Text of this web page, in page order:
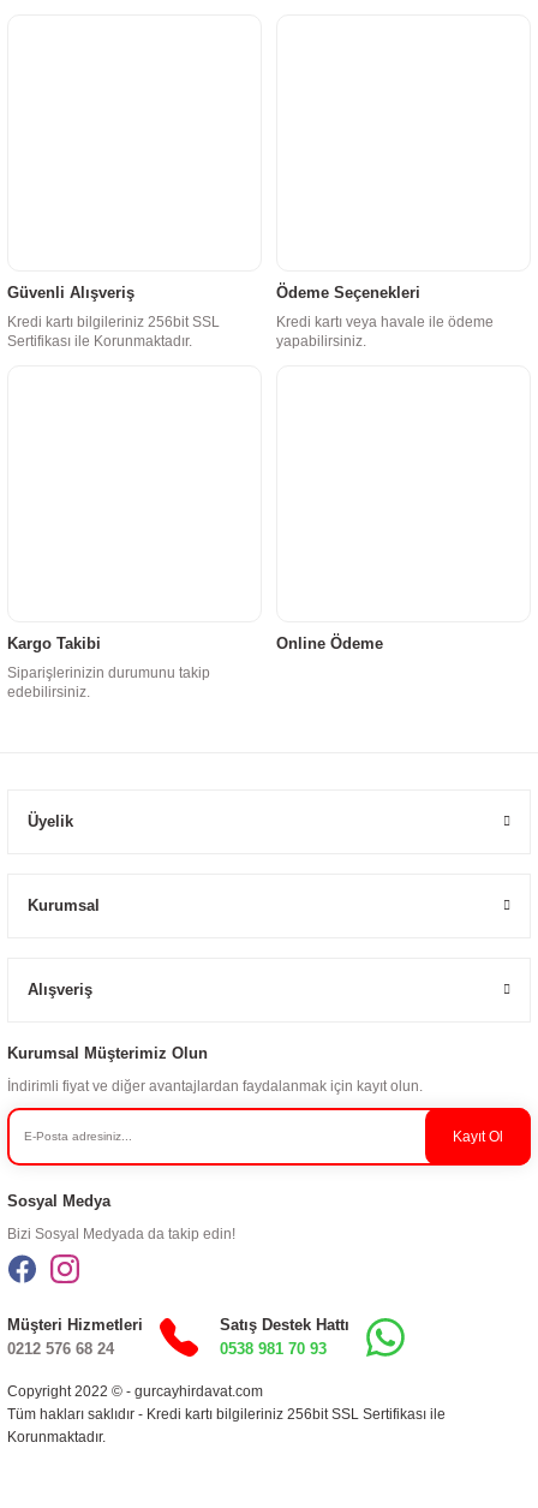
Güvenli Alışveriş
Kredi kartı bilgileriniz 256bit SSL
Sertifikası ile Korunmaktadır.
Ödeme Seçenekleri
Kredi kartı veya havale ile ödeme
yapabilirsiniz.
Kargo Takibi
Siparişlerinizin durumunu takip
edebilirsiniz.
Online Ödeme
Üyelik
Kurumsal
Alışveriş
Kurumsal Müşterimiz Olun
İndirimli fiyat ve diğer avantajlardan faydalanmak için kayıt olun.
Kayıt Ol
Sosyal Medya
Bizi Sosyal Medyada da takip edin!
Copyright 2022 © - gurcayhirdavat.com
Tüm hakları saklıdır - Kredi kartı bilgileriniz 256bit SSL Sertifikası ile
Korunmaktadır.
Müşteri Hizmetleri
0212 576 68 24
Satış Destek Hattı
0538 981 70 93